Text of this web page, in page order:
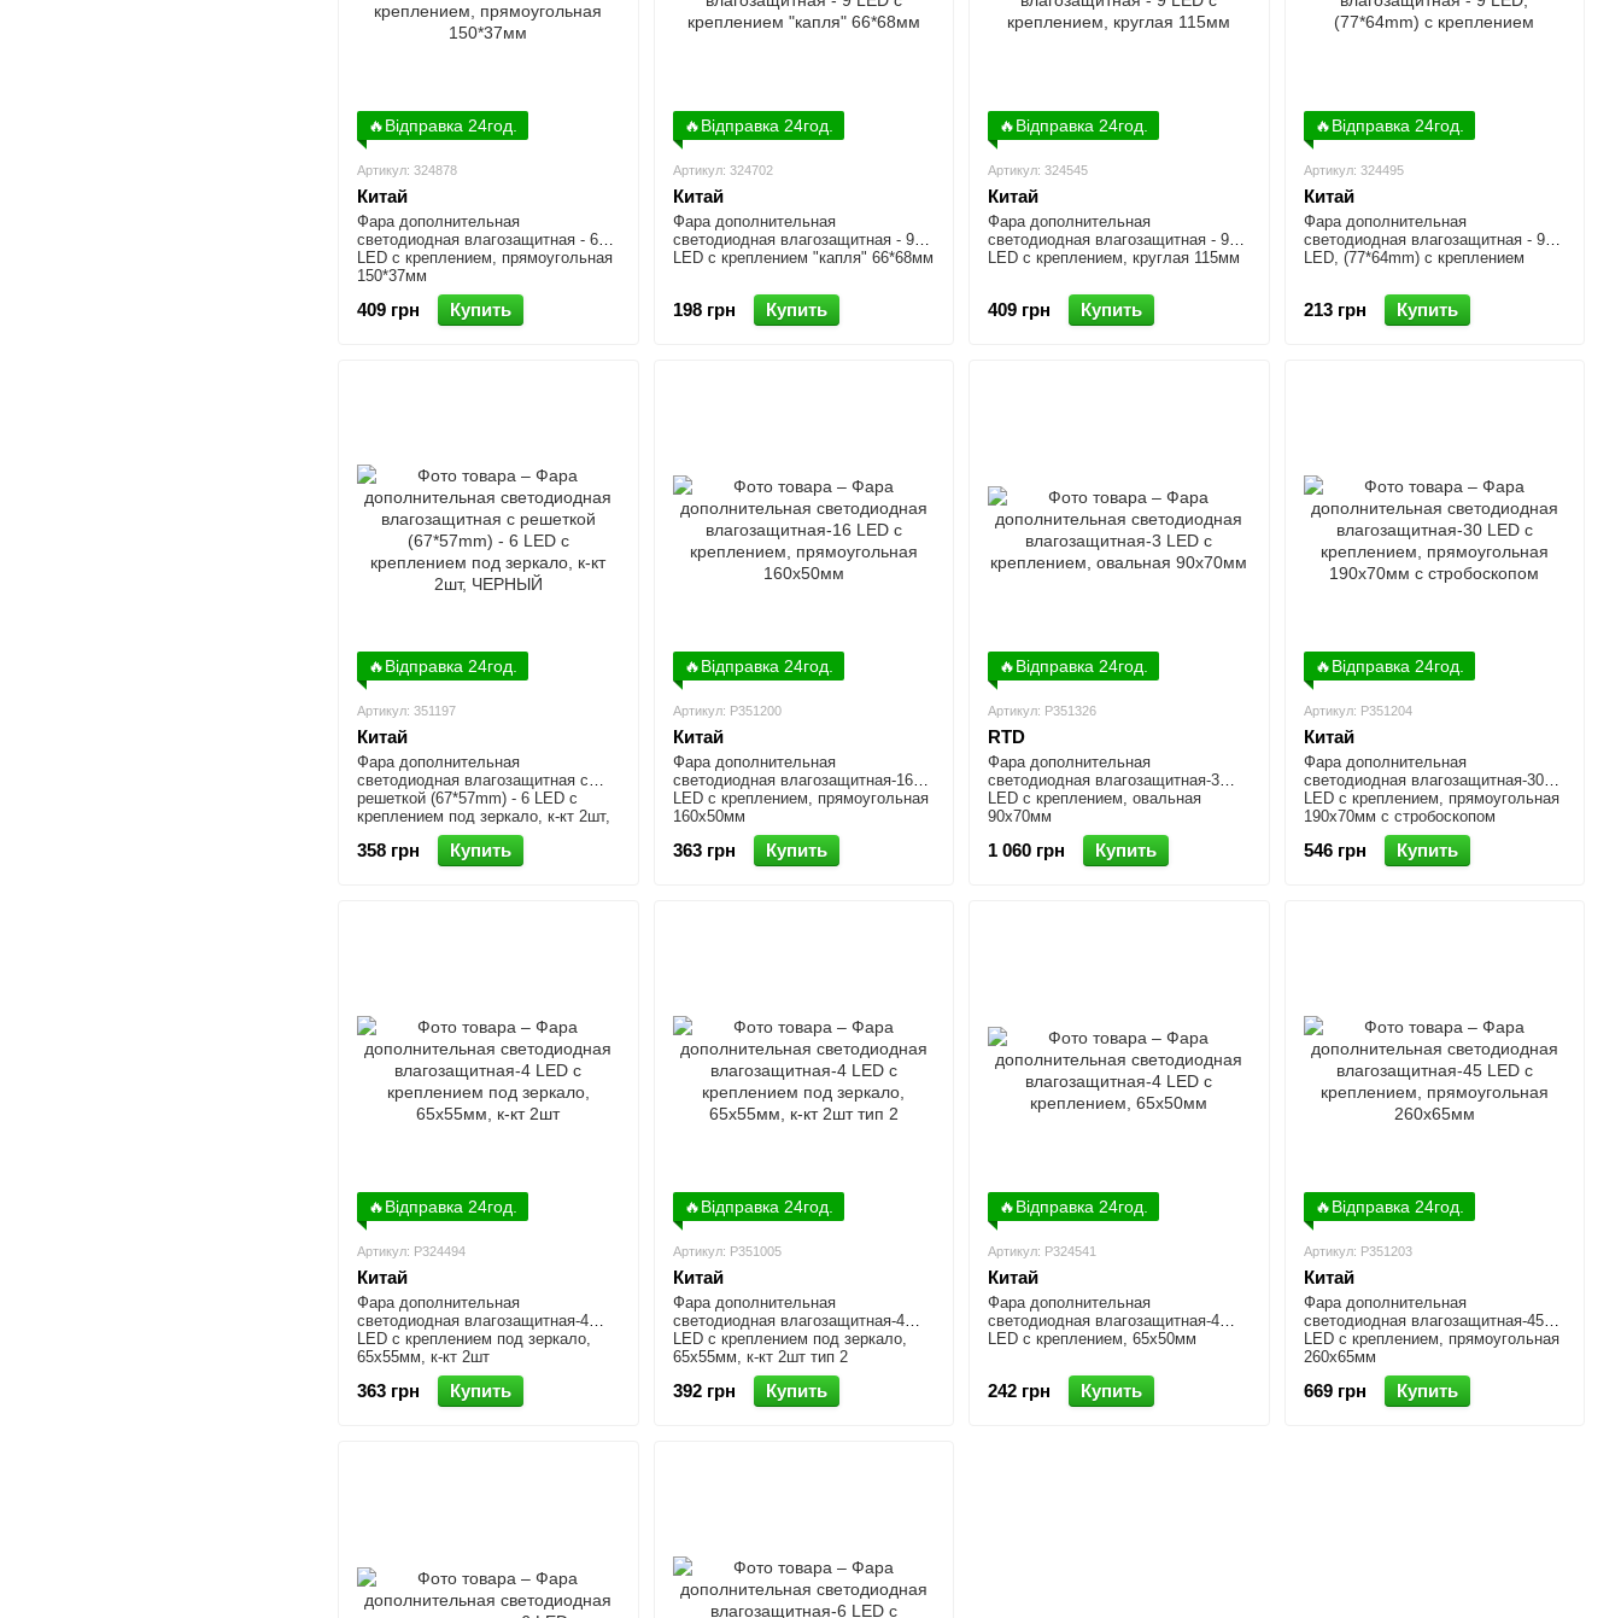
🔥Відправка 24год.
Артикул: 324878
Китай
Фара дополнительная
светодиодная влагозащитная - 6
LED с креплением, прямоугольная
150*37мм
409 грн Купить
🔥Відправка 24год.
Артикул: 324702
Китай
Фара дополнительная
светодиодная влагозащитная - 9
LED с креплением "капля" 66*68мм
198 грн Купить
🔥Відправка 24год.
Артикул: 324545
Китай
Фара дополнительная
светодиодная влагозащитная - 9
LED с креплением, круглая 115мм
409 грн Купить
🔥Відправка 24год.
Артикул: 324495
Китай
Фара дополнительная
светодиодная влагозащитная - 9
LED, (77*64mm) с креплением
213 грн Купить
🔥Відправка 24год.
Артикул: 351197
Китай
Фара дополнительная
светодиодная влагозащитная с
решеткой (67*57mm) - 6 LED с
креплением под зеркало, к-кт 2шт,
358 грн Купить
🔥Відправка 24год.
Артикул: P351200
Китай
Фара дополнительная
светодиодная влагозащитная-16
LED с креплением, прямоугольная
160x50мм
363 грн Купить
🔥Відправка 24год.
Артикул: P351326
RTD
Фара дополнительная
светодиодная влагозащитная-3
LED с креплением, овальная
90x70мм
1 060 грн Купить
🔥Відправка 24год.
Артикул: P351204
Китай
Фара дополнительная
светодиодная влагозащитная-30
LED с креплением, прямоугольная
190x70мм с стробоскопом
546 грн Купить
🔥Відправка 24год.
Артикул: P324494
Китай
Фара дополнительная
светодиодная влагозащитная-4
LED с креплением под зеркало,
65x55мм, к-кт 2шт
363 грн Купить
🔥Відправка 24год.
Артикул: P351005
Китай
Фара дополнительная
светодиодная влагозащитная-4
LED с креплением под зеркало,
65x55мм, к-кт 2шт тип 2
392 грн Купить
🔥Відправка 24год.
Артикул: P324541
Китай
Фара дополнительная
светодиодная влагозащитная-4
LED с креплением, 65x50мм
242 грн Купить
🔥Відправка 24год.
Артикул: P351203
Китай
Фара дополнительная
светодиодная влагозащитная-45
LED с креплением, прямоугольная
260x65мм
669 грн Купить